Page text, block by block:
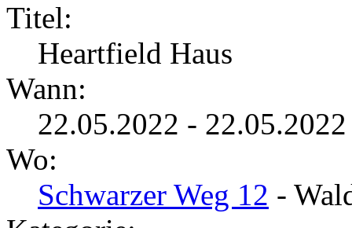
Titel:
Heartfield Haus
Wann:
22.05.2022 -
Wo:
Schwarzer Weg 12 -